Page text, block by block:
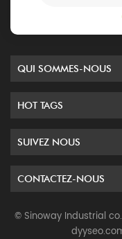
QUI SOMMES-NOUS
HOT TAGS
SUIVEZ NOUS
CONTACTEZ-NOUS
© Sinoway Industrial